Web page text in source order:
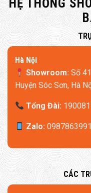
HỆ THỐNG
Hà Nội
Showroom:Số
Huyện Sóc Sơn, Hà
Tổng Đài:
Zalo:0987863991
​CÁC